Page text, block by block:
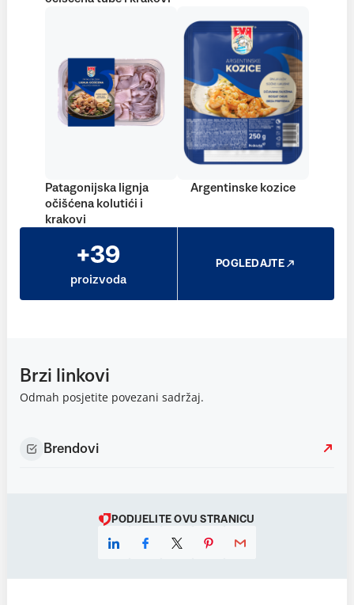
Patagonijska lignja
očišćena kolutići i
krakovi
Argentinske kozice
+39
proizvoda
POGLEDAJTE
Brzi linkovi
Odmah posjetite povezani sadržaj.
Brendovi
PODIJELITE OVU STRANICU